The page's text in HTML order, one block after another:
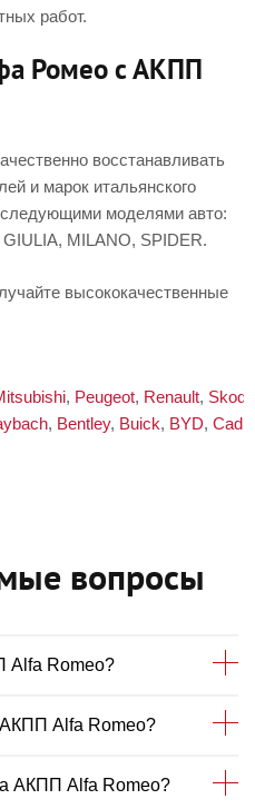
работ.
Ромео с АКПП
восстанавливать
и марок итальянского
моделями авто:
MILANO, SPIDER.
высококачественные
, Peugeot, Renault, Skoda
, Bentley, Buick, BYD,
вопросы
Alfa Romeo?
ремонт
симптомов: звук/
АКПП Alfa Romeo?
планово 1
АКПП Alfa Romeo?